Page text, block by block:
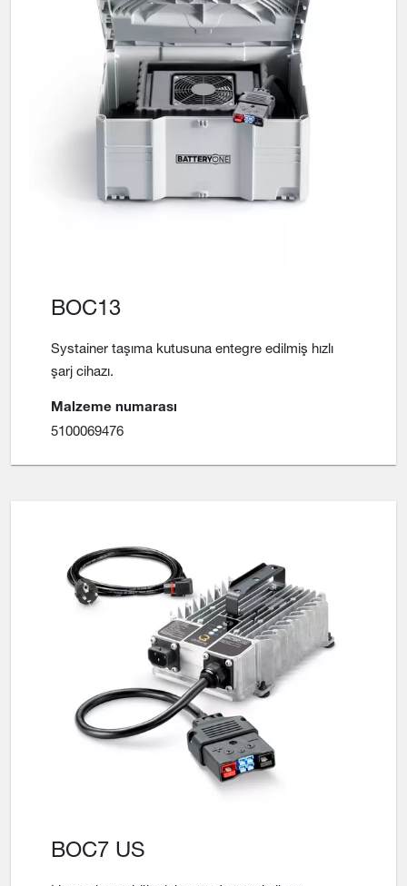
BOC13
Systainer taşıma kutusuna entegre edilmiş hızlı
şarj cihazı.
Malzeme numarası
5100069476
BOC7 US